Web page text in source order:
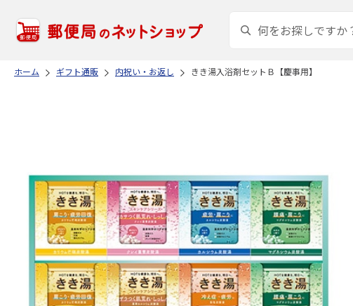
ホーム ギフト通販 内祝い・お返し きき湯入浴剤セットＢ【慶事用】